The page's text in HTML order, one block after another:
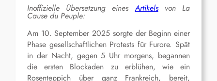
Inoffizielle Übersetzung einesArtikelsvon La
Cause du Peuple:
Am 10. September 2025 sorgte der Beginn einer
Phase gesellschaftlichen Protests für Furore. Spät
in der Nacht, gegen 5 Uhr morgens, begannen
die ersten Blockaden zu erblühen, wie ein
Rosenteppich über ganz Frankreich, bereit,